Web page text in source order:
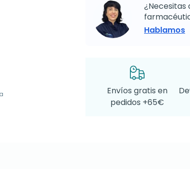
¿Necesitas
Hablamos
Envíos gratis en
pedidos +65€